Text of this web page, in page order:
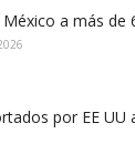
a más
por EE UU